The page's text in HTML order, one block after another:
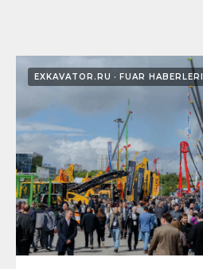
EXKAVATOR.RU FUAR HABERLERI